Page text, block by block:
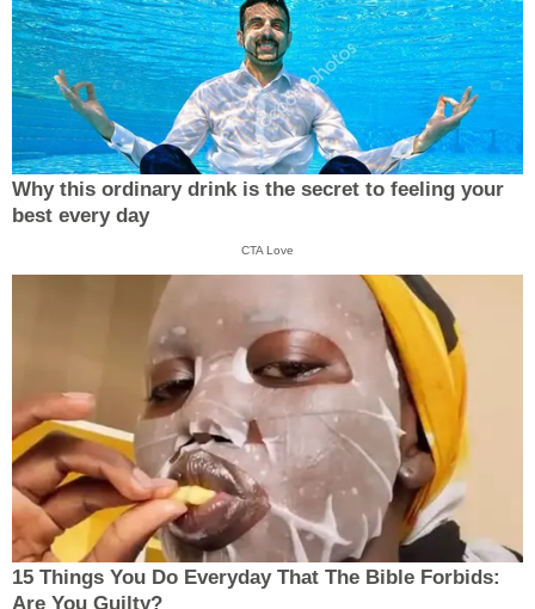
Why this ordinary drink is the secret to feeling your
best every day
CTA Love
15 Things You Do Everyday That The Bible Forbids:
Are You Guilty?